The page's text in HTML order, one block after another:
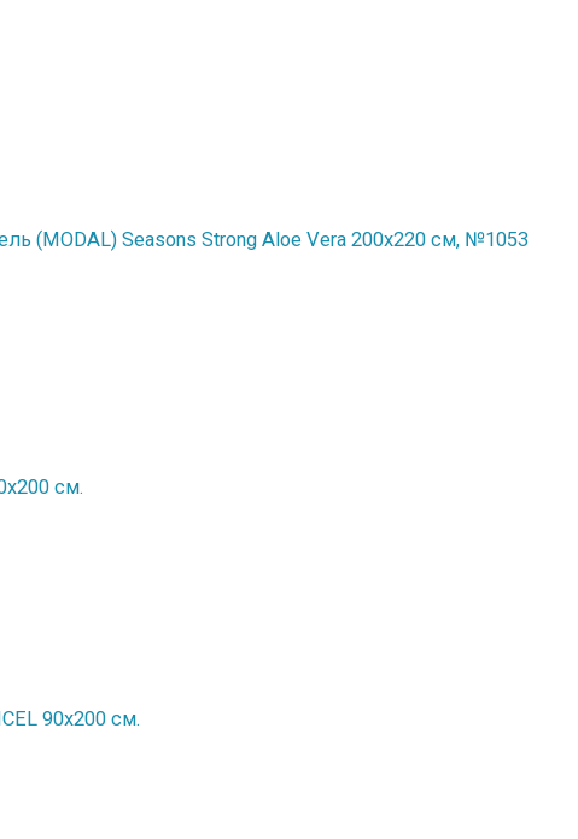
(MODAL) Seasons Strong Aloe Vera 200x220 см, №1053
см.
90х200 см.